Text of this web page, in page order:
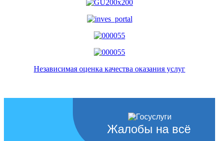
Независимая оценка качества оказания услуг
Жалобы на всё